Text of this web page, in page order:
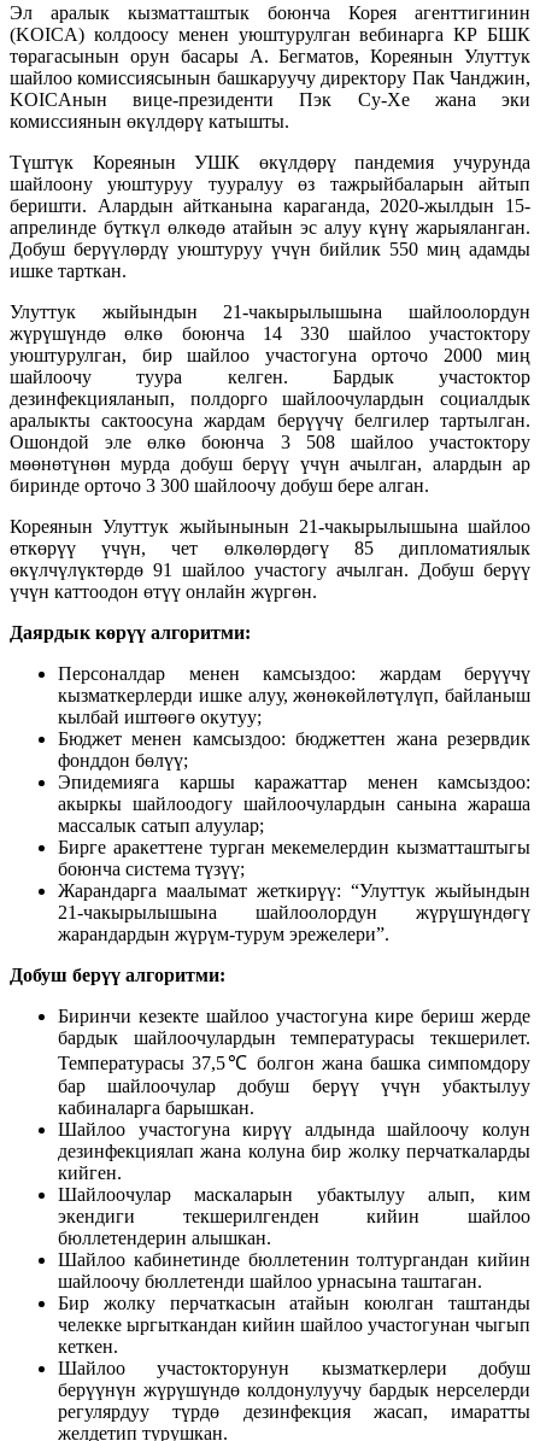
Эл аралык кызматташтык боюнча Корея агенттигинин
(KOICA) колдоосу менен уюштурулган вебинарга КР БШК
төрагасынын орун басары А. Бегматов, Кореянын Улуттук
шайлоо комиссиясынын башкаруучу директору Пак Чанджин,
KOICAнын вице-президенти Пэк Су-Хе жана эки
комиссиянын өкүлдөрү катышты.
Түштүк Кореянын УШК өкүлдөрү пандемия учурунда
шайлоону уюштуруу тууралуу өз тажрыйбаларын айтып
беришти. Алардын айтканына караганда, 2020-жылдын 15-
апрелинде бүткүл өлкөдө атайын эс алуу күнү жарыяланган.
Добуш берүүлөрдү уюштуруу үчүн бийлик 550 миң адамды
ишке тарткан.
Улуттук жыйындын 21-чакырылышына шайлоолордун
жүрүшүндө өлкө боюнча 14 330 шайлоо участоктору
уюштурулган, бир шайлоо участогуна орточо 2000 миң
шайлоочу туура келген. Бардык участоктор
дезинфекцияланып, полдорго шайлоочулардын социалдык
аралыкты сактоосуна жардам берүүчү белгилер тартылган.
Ошондой эле өлкө боюнча 3 508 шайлоо участоктору
мөөнөтүнөн мурда добуш берүү үчүн ачылган, алардын ар
биринде орточо 3 300 шайлоочу добуш бере алган.
Кореянын Улуттук жыйынынын 21-чакырылышына шайлоо
өткөрүү үчүн, чет өлкөлөрдөгү 85 дипломатиялык
өкүлчүлүктөрдө 91 шайлоо участогу ачылган. Добуш берүү
үчүн каттоодон өтүү онлайн жүргөн.
Даярдык көрүү алгоритми:
Персоналдар менен камсыздоо: жардам берүүчү
кызматкерлерди ишке алуу, жөнөкөйлөтүлүп, байланыш
кылбай иштөөгө окутуу;
Бюджет менен камсыздоо: бюджеттен жана резервдик
фонддон бөлүү;
Эпидемияга каршы каражаттар менен камсыздоо:
акыркы шайлоодогу шайлоочулардын санына жараша
массалык сатып алуулар;
Бирге аракеттене турган мекемелердин кызматташтыгы
боюнча система түзүү;
Жарандарга маалымат жеткирүү: “Улуттук жыйындын
21-чакырылышына шайлоолордун жүрүшүндөгү
жарандардын жүрүм-турум эрежелери”.
Добуш берүү алгоритми:
Биринчи кезекте шайлоо участогуна кире бериш жерде
бардык шайлоочулардын температурасы текшерилет.
Температурасы 37,5℃ болгон жана башка симпомдору
бар шайлоочулар добуш берүү үчүн убактылуу
кабиналарга барышкан.
Шайлоо участогуна кирүү алдында шайлоочу колун
дезинфекциялап жана колуна бир жолку перчаткаларды
кийген.
Шайлоочулар маскаларын убактылуу алып, ким
экендиги текшерилгенден кийин шайлоо
бюллетендерин алышкан.
Шайлоо кабинетинде бюллетенин толтургандан кийин
шайлоочу бюллетенди шайлоо урнасына таштаган.
Бир жолку перчаткасын атайын коюлган таштанды
челекке ыргыткандан кийин шайлоо участогунан чыгып
кеткен.
Шайлоо участокторунун кызматкерлери добуш
берүүнүн жүрүшүндө колдонулуучу бардык нерселерди
регулярдуу түрдө дезинфекция жасап, имаратты
желдетип турушкан.